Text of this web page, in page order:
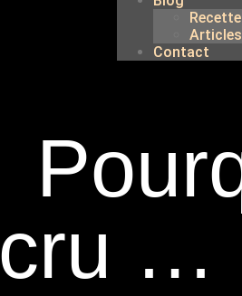
Articles
Contact
cru …